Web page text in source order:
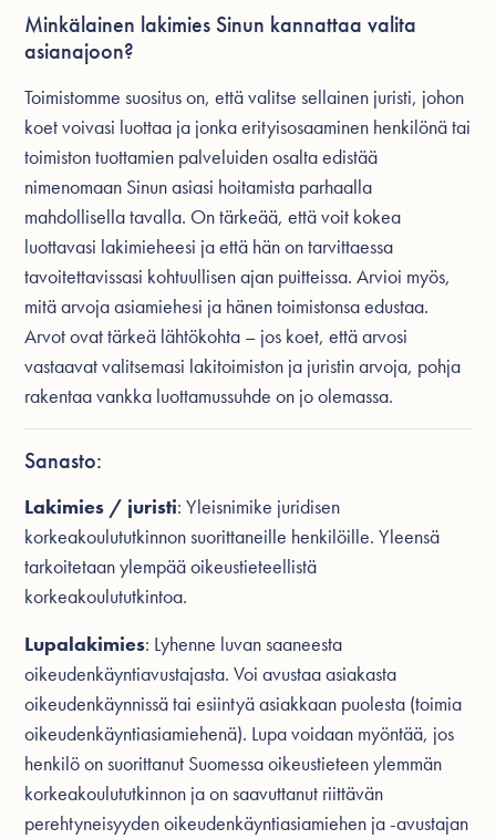
Minkälainen lakimies Sinun kannattaa valita
asianajoon?
Toimistomme suositus on, että valitse sellainen juristi, johon
koet voivasi luottaa ja jonka erityisosaaminen henkilönä tai
toimiston tuottamien palveluiden osalta edistää
nimenomaan Sinun asiasi hoitamista parhaalla
mahdollisella tavalla. On tärkeää, että voit kokea
luottavasi lakimieheesi ja että hän on tarvittaessa
tavoitettavissasi kohtuullisen ajan puitteissa. Arvioi myös,
mitä arvoja asiamiehesi ja hänen toimistonsa edustaa.
Arvot ovat tärkeä lähtökohta – jos koet, että arvosi
vastaavat valitsemasi lakitoimiston ja juristin arvoja, pohja
rakentaa vankka luottamussuhde on jo olemassa.
Sanasto:
Lakimies / juristi: Yleisnimike juridisen
korkeakoulututkinnon suorittaneille henkilöille. Yleensä
tarkoitetaan ylempää oikeustieteellistä
korkeakoulututkintoa.
Lupalakimies: Lyhenne luvan saaneesta
oikeudenkäyntiavustajasta. Voi avustaa asiakasta
oikeudenkäynnissä tai esiintyä asiakkaan puolesta (toimia
oikeudenkäyntiasiamiehenä). Lupa voidaan myöntää, jos
henkilö on suorittanut Suomessa oikeustieteen ylemmän
korkeakoulututkinnon ja on saavuttanut riittävän
perehtyneisyyden oikeudenkäyntiasiamiehen ja -avustajan